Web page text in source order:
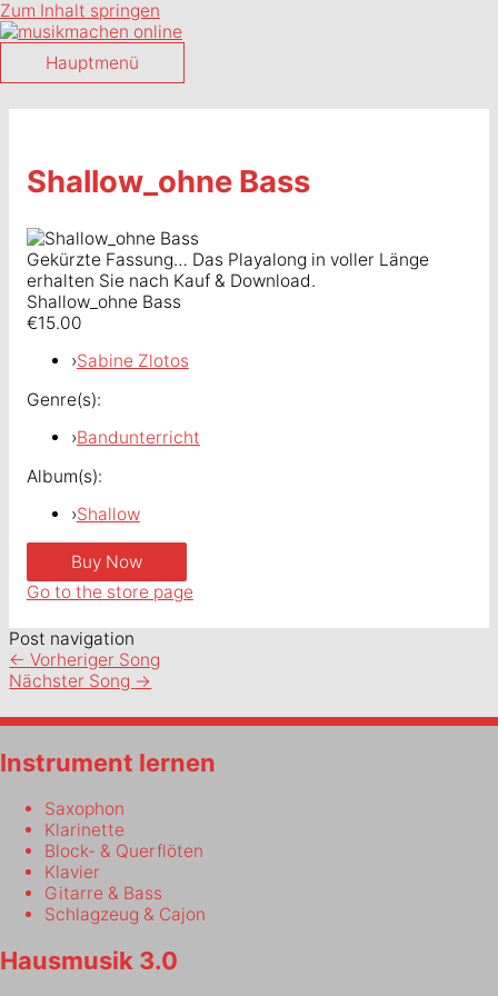
Zum Inhalt springen
Hauptmenü
Shallow_ohne Bass
Gekürzte Fassung… Das Playalong in voller Länge
erhalten Sie nach Kauf & Download.
Shallow_ohne Bass
€15.00
›Sabine Zlotos
Genre(s):
›Bandunterricht
Album(s):
›Shallow
Go to the store page
Post navigation
← Vorheriger Song
Nächster Song →
Instrument lernen
Saxophon
Klarinette
Block- & Querflöten
Klavier
Gitarre & Bass
Schlagzeug & Cajon
Hausmusik 3.0